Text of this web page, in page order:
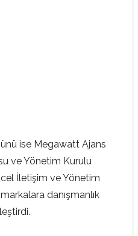
ise Megawatt Ajans
ve Yönetim Kurulu
İletişim ve Yönetim
danışmanlık